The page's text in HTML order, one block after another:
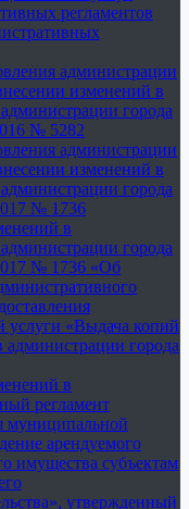
регламентов
администрации
изменений в
города
№ 5282
администрации
изменений в
города
№ 1736
в
города
№ 1736 «Об
услуги «Выдача копий
администрации города
в
регламент
муниципальной
арендуемого
имущества субъектам
утвержденный